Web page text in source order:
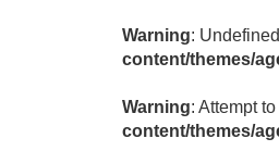
Warning:
content/themes/
Warning: Attempt
content/themes/